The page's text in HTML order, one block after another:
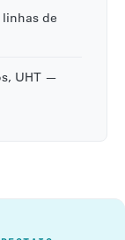
linhas de
UHT —